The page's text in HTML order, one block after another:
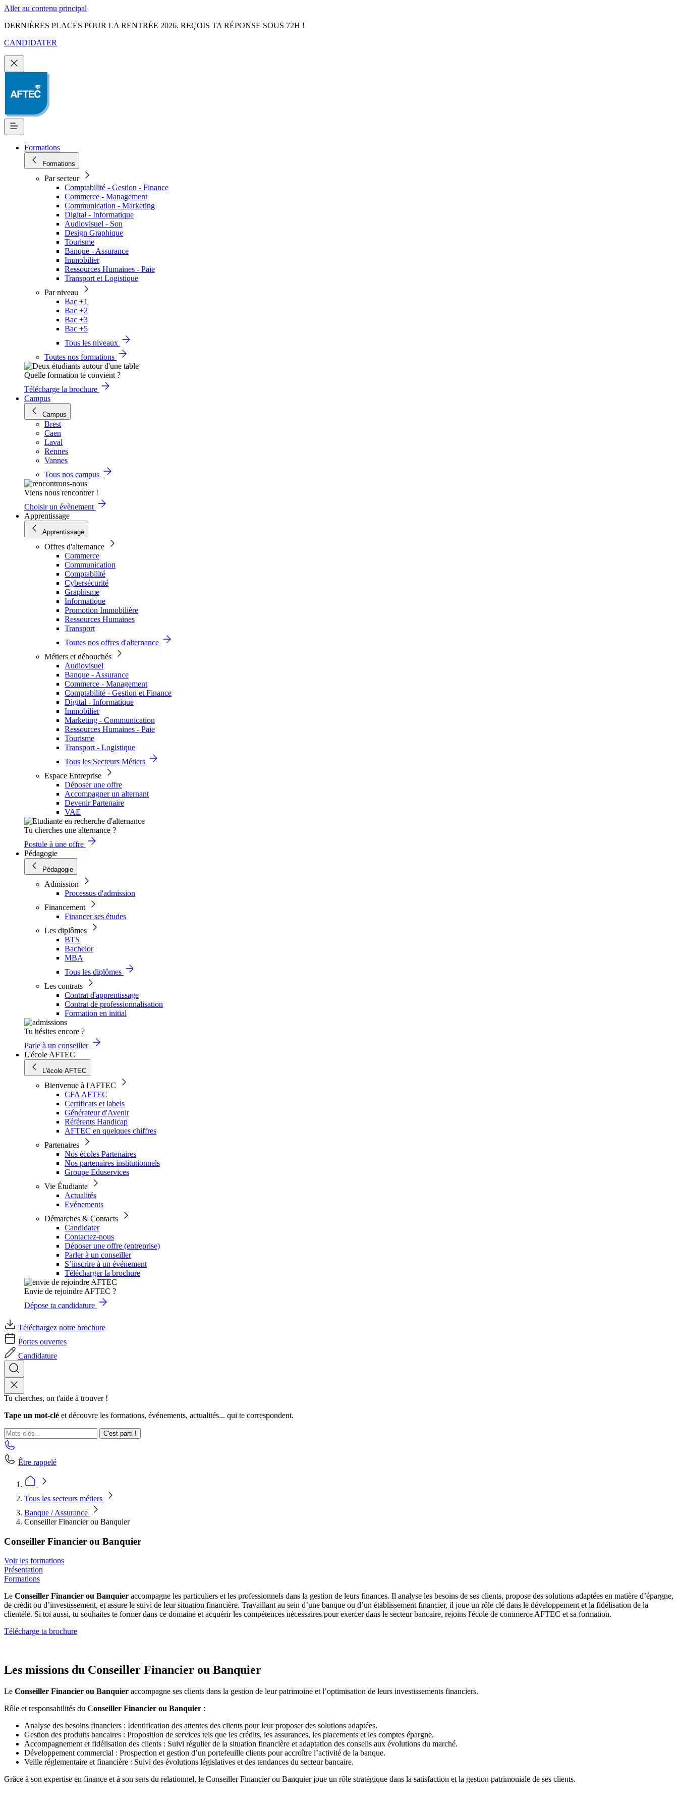
Aller au contenu principal
DERNIÈRES PLACES POUR LA RENTRÉE 2026. REÇOIS TA RÉPONSE SOUS 72H !
CANDIDATER
Formations
Formations
Par secteur
Comptabilité - Gestion - Finance
Commerce - Management
Communication - Marketing
Digital - Informatique
Audiovisuel - Son
Design Graphique
Tourisme
Banque - Assurance
Immobilier
Ressources Humaines - Paie
Transport et Logistique
Par niveau
Bac +1
Bac +2
Bac +3
Bac +5
Tous les niveaux
Toutes nos formations
Quelle formation te convient ?
Télécharge la brochure
Campus
Campus
Brest
Caen
Laval
Rennes
Vannes
Tous nos campus
Viens nous rencontrer !
Choisir un évènement
Apprentissage
Apprentissage
Offres d'alternance
Commerce
Communication
Comptabilité
Cybersécurité
Graphisme
Informatique
Promotion Immobilière
Ressources Humaines
Transport
Toutes nos offres d'alternance
Métiers et débouchés
Audiovisuel
Banque - Assurance
Commerce - Management
Comptabilité - Gestion et Finance
Digital - Informatique
Immobilier
Marketing - Communication
Ressources Humaines - Paie
Tourisme
Transport - Logistique
Tous les Secteurs Métiers
Espace Entreprise
Déposer une offre
Accompagner un alternant
Devenir Partenaire
VAE
Tu cherches une alternance ?
Postule à une offre
Pédagogie
Pédagogie
Admission
Processus d'admission
Financement
Financer ses études
Les diplômes
BTS
Bachelor
MBA
Tous les diplômes
Les contrats
Contrat d'apprentissage
Contrat de professionnalisation
Formation en initial
Tu hésites encore ?
Parle à un conseiller
L'école AFTEC
L'école AFTEC
Bienvenue à l'AFTEC
CFA AFTEC
Certificats et labels
Générateur d'Avenir
Référents Handicap
AFTEC en quelques chiffres
Partenaires
Nos écoles Partenaires
Nos partenaires institutionnels
Groupe Eduservices
Vie Étudiante
Actualités
Evénements
Démarches & Contacts
Candidater
Contactez-nous
Déposer une offre (entreprise)
Parler à un conseiller
S’inscrire à un événement
Télécharger la brochure
Envie de rejoindre AFTEC ?
Dépose ta candidature
Téléchargez notre brochure
Portes ouvertes
Candidature
Tu cherches, on t'aide à trouver !
Tape un mot-clé et découvre les formations, événements, actualités... qui te correspondent.
C'est parti !
Être rappelé
Tous les secteurs métiers
Banque / Assurance
Conseiller Financier ou Banquier
Conseiller Financier ou Banquier
Voir les formations
Présentation
Formations
Le Conseiller Financier ou Banquier accompagne les particuliers et les professionnels dans la gestion de leurs finances. Il analyse les besoins de ses clients, propose des solutions adaptées en matière d’épargne,
de crédit ou d’investissement, et assure le suivi de leur situation financière. Travaillant au sein d’une banque ou d’un établissement financier, il joue un rôle clé dans le développement et la fidélisation de la
clientèle. Si toi aussi, tu souhaites te former dans ce domaine et acquérir les compétences nécessaires pour exercer dans le secteur bancaire, rejoins l'école de commerce AFTEC et sa formation.
Télécharge ta brochure
Les missions du Conseiller Financier ou Banquier
Le Conseiller Financier ou Banquier accompagne ses clients dans la gestion de leur patrimoine et l’optimisation de leurs investissements financiers.
Rôle et responsabilités du Conseiller Financier ou Banquier :
Analyse des besoins financiers : Identification des attentes des clients pour leur proposer des solutions adaptées.
Gestion des produits bancaires : Proposition de services tels que les crédits, les assurances, les placements et les comptes épargne.
Accompagnement et fidélisation des clients : Suivi régulier de la situation financière et adaptation des conseils aux évolutions du marché.
Développement commercial : Prospection et gestion d’un portefeuille clients pour accroître l’activité de la banque.
Veille réglementaire et financière : Suivi des évolutions législatives et des tendances du secteur bancaire.
Grâce à son expertise en finance et à son sens du relationnel, le Conseiller Financier ou Banquier joue un rôle stratégique dans la satisfaction et la gestion patrimoniale de ses clients.